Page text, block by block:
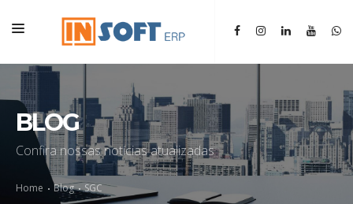
HOME
INSTITUCIONAL
BLOG
Confira nossas notícias atualizadas
Home Blog SGC